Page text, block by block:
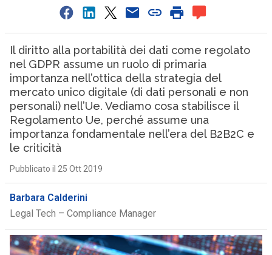
Il diritto alla portabilità dei dati come regolato
nel GDPR assume un ruolo di primaria
importanza nell’ottica della strategia del
mercato unico digitale (di dati personali e non
personali) nell’Ue. Vediamo cosa stabilisce il
Regolamento Ue, perché assume una
importanza fondamentale nell’era del B2B2C e
le criticità
Pubblicato il 25 Ott 2019
Barbara Calderini
Legal Tech – Compliance Manager